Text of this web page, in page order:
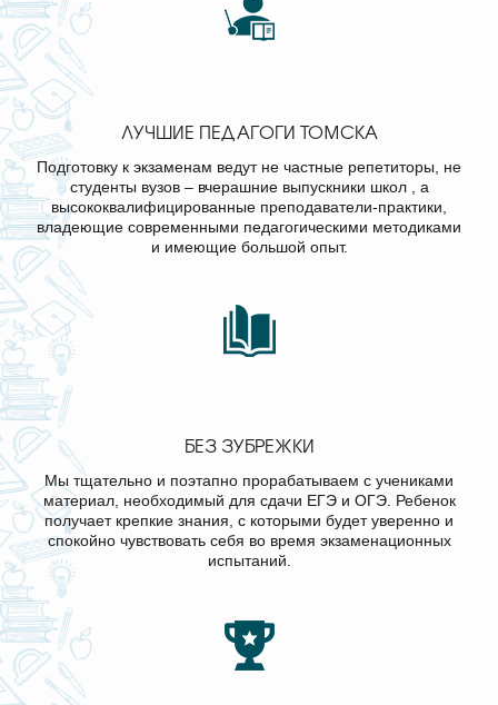
ЛУЧШИЕ ПЕДАГОГИ ТОМСКА
Подготовку к экзаменам ведут не частные репетиторы, не
студенты вузов – вчерашние выпускники школ , а
высококвалифицированные преподаватели-практики,
владеющие современными педагогическими методиками
и имеющие большой опыт.
БЕЗ ЗУБРЕЖКИ
Мы тщательно и поэтапно прорабатываем с учениками
материал, необходимый для сдачи ЕГЭ и ОГЭ. Ребенок
получает крепкие знания, с которыми будет уверенно и
спокойно чувствовать себя во время экзаменационных
испытаний.